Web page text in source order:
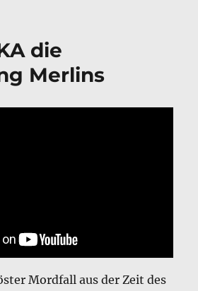
die
Merlins
Mordfall aus der Zeit des